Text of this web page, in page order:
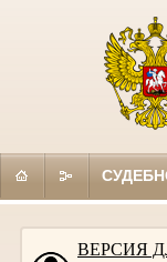
ВЕРСИЯ